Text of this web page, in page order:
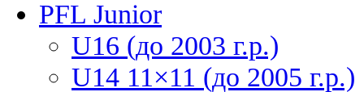
PFL Junior
U16 (до 2003 г.р.)
U14 11×11 (до 2005 г.р.)